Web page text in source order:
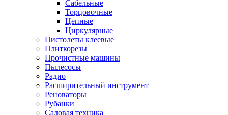
Сабельные
Торцовочные
Цепные
Циркулярные
Пистолеты клеевые
Плиткорезы
Прочистные машины
Пылесосы
Радио
Расширительный инструмент
Реноваторы
Рубанки
Садовая техника